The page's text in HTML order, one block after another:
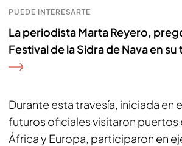
PUEDE INTERESARTE
La periodista Marta Reyero,
Festival de la Sidra de Nava en
Durante esta travesía, iniciada en
futuros oficiales visitaron puertos
África y Europa, participaron en